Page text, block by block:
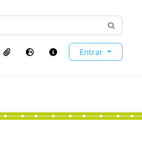
Área de transferência
Idioma Ligações rápidas
Entrar